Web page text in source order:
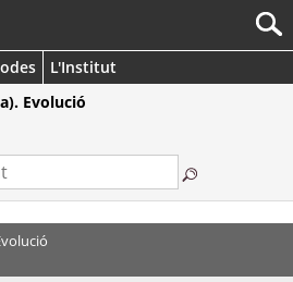
L'Institut
Evolució